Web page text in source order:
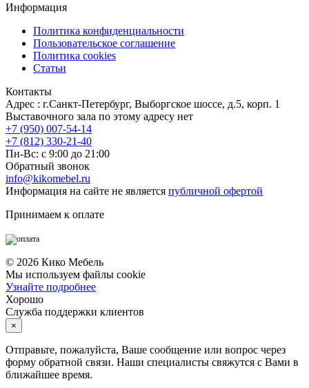
Информация
Политика конфиденциальности
Пользовательское соглашение
Политика cookies
Статьи
Контакты
Адрес : г.Санкт-Петербург, Выборгское шоссе, д.5, корп. 1
Выставочного зала по этому адресу нет
+7 (950) 007-54-14
+7 (812) 330-21-40
Пн-Вс: с 9:00 до 21:00
Обратный звонок
info@kikomebel.ru
Информация на сайте не является публичной офертой
Принимаем к оплате
© 2026 Кико Мебель
Мы используем файлы cookie
Узнайте подробнее
Хорошо
Служба поддержки клиентов
×
Отправьте, пожалуйста, Ваше сообщение или вопрос через
форму обратной связи. Наши специалисты свяжутся с Вами в
ближайшее время.